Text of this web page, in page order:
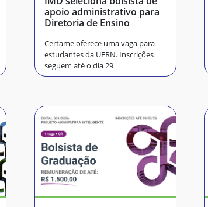
apoio administrativo para
Diretoria de Ensino
Certame oferece uma vaga para
estudantes da UFRN. Inscrições
seguem até o dia 29